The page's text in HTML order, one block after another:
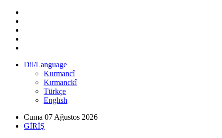
Dil/Language
Kurmancî
Kırmanckî
Türkçe
Englısh
Cuma 07 Ağustos 2026
GİRİŞ